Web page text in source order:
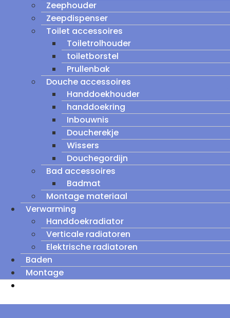
Zeephouder
Zeepdispenser
Toilet accessoires
Toiletrolhouder
toiletborstel
Prullenbak
Douche accessoires
Handdoekhouder
handdoekring
Inbouwnis
Doucherekje
Wissers
Douchegordijn
Bad accessoires
Badmat
Montage materiaal
Verwarming
Handdoekradiator
Verticale radiatoren
Elektrische radiatoren
Baden
Montage